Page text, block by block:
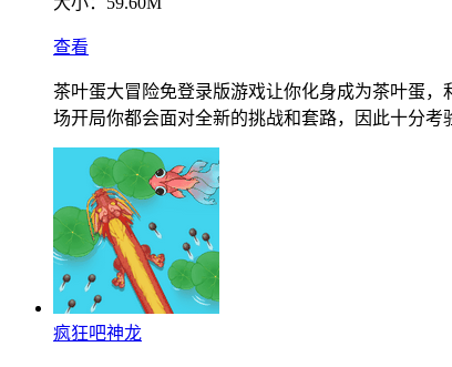
查看
茶叶蛋大冒险免登录版游戏让你化身成为茶叶蛋
场开局你都会面对全新的挑战和套路，因此十分考
疯狂吧神龙